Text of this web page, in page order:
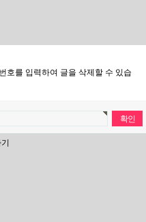
호를 입력하여 글을 삭제할 수 있습